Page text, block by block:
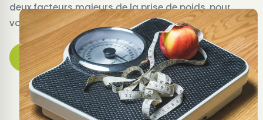
deux facteurs majeurs de la prise de poids, pour
vous offrir un équilibre global et durable.
Prendre rendez-vous